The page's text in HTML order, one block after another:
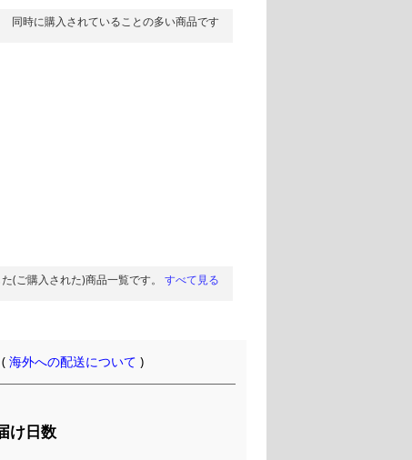
同時に購入されていることの多い商品です
(ご購入された)商品一覧です。 すべて見る
海外への配送について )
け日数